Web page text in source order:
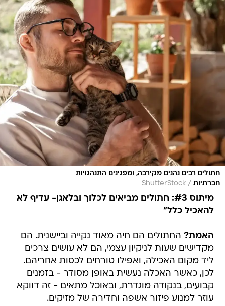
חתולים רבים נהנים מקירבה, ומפגינים התנהגויות
חברתיות /
ShutterStock
מיתוס #3: חתולים מביאים לכלוך ובלאגן- עדיף לא
להאכיל כלל"
האמת? החתולים הם חיה מאוד נקייה וביישנית. הם
מקדישים שעות לניקיון עצמי, הם לא עושים צרכים
ליד מקום האכילה, ואפילו טורחים לכסות אחריהם.
לכן, כאשר האכלה נעשית באופן מסודר - בזמנים
קבועים, בנקודה מוגדרת, ובאוכל מתאים - זה דווקא
עוזר למנוע פיזור אשפה וחדירה של מזיקים.